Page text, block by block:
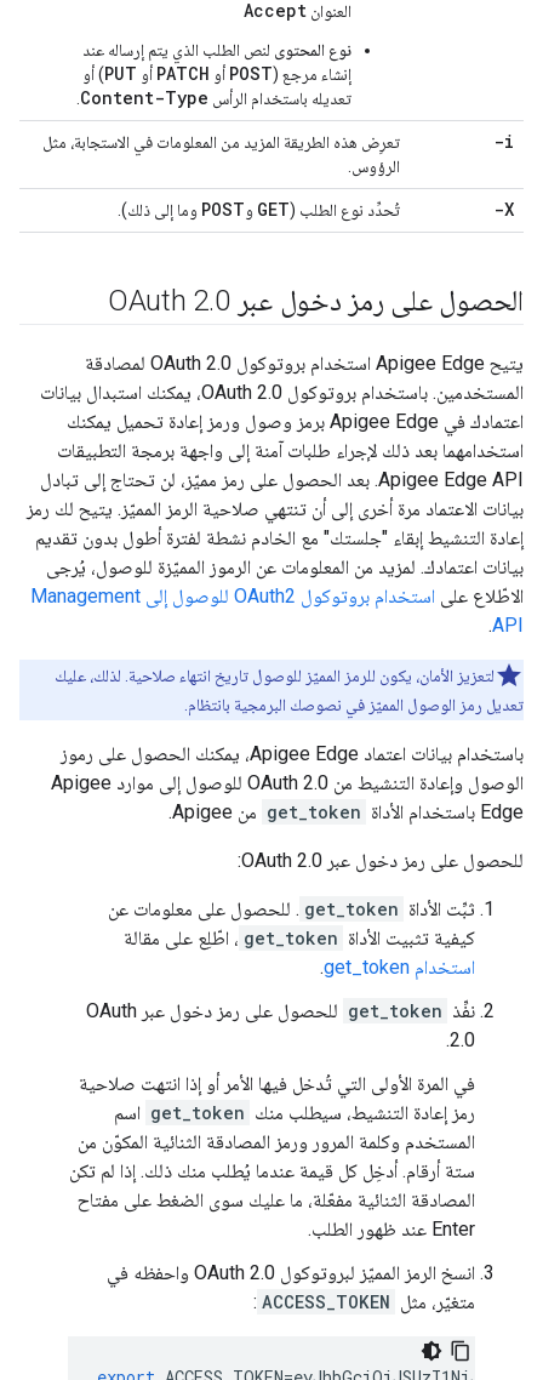
العنوان Accept
نوع المحتوى لنص الطلب الذي يتم إرساله عند
إنشاء مرجع (POST أو PATCH أو PUT) أو
تعديله باستخدام الرأس Content-Type
-i
تعرِض هذه الطريقة المزيد من المعلومات في الاستجابة، مثل
الرؤوس.
-X تُحدِّد نوع الطلب (GET وPOST وما إلى ذلك).
الحصول على رمز دخول عبر OAuth 2 .0
يتيح Apigee Edge استخدام بروتوكول OAuth 2.0 لمصادقة
المستخدمين. باستخدام بروتوكول OAuth 2.0، يمكنك استبدال بيانات
اعتمادك في Apigee Edge برمز وصول ورمز إعادة تحميل يمكنك
استخدامهما بعد ذلك لإجراء طلبات آمنة إلى واجهة برمجة التطبيقات
Apigee Edge API. بعد الحصول على رمز مميّز، لن تحتاج إلى تبادل
بيانات الاعتماد مرة أخرى إلى أن تنتهي صلاحية الرمز المميّز. يتيح لك رمز
إعادة التنشيط إبقاء "جلستك" مع الخادم نشطة لفترة أطول بدون تقديم
بيانات اعتمادك. لمزيد من المعلومات عن الرموز المميّزة للوصول، يُرجى
الاطّلاع على
استخدام بروتوكول OAuth2 للوصول إلى Management
API
.
لتعزيز الأمان، يكون للرمز المميّز للوصول تاريخ انتهاء صلاحية. لذلك، عليك
تعديل رمز الوصول المميّز في نصوصك البرمجية بانتظام.
باستخدام بيانات اعتماد Apigee Edge، يمكنك الحصول على رموز
الوصول وإعادة التنشيط من OAuth 2.0 للوصول إلى موارد Apigee
Edge باستخدام الأداة
get_token من Apigee.
للحصول على رمز دخول عبر OAuth 2.0:
ثبِّت الأداة get_token . للحصول على معلومات عن
كيفية تثبيت الأداة get_token ، اطّلِع على مقالة
استخدام get_token
.
نفِّذ get_token
للحصول على رمز دخول عبر OAuth
2.0.
في المرة الأولى التي تُدخل فيها الأمر أو إذا انتهت صلاحية
رمز إعادة التنشيط، سيطلب منك get_token اسم
المستخدم وكلمة المرور ورمز المصادقة الثنائية المكوّن من
ستة أرقام. أدخِل كل قيمة عندما يُطلب منك ذلك. إذا لم تكن
المصادقة الثنائية مفعّلة، ما عليك سوى الضغط على مفتاح
Enter عند ظهور الطلب.
انسخ الرمز المميّز لبروتوكول OAuth 2.0 واحفظه في
متغيّر، مثل ACCESS_TOKEN
: